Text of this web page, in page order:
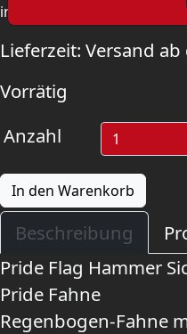
inkl. MwSt.
Lieferzeit: Versand
Vorrätig
Anzahl
In den Warenkorb
Beschreibung
Pride Flag Hammer
Pride Fahne
Regenbogen-Fahne